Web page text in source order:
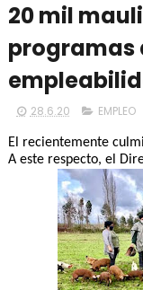
20 mil
programas
28.6.20 EMPLEO
El recientemente
A este respecto, el